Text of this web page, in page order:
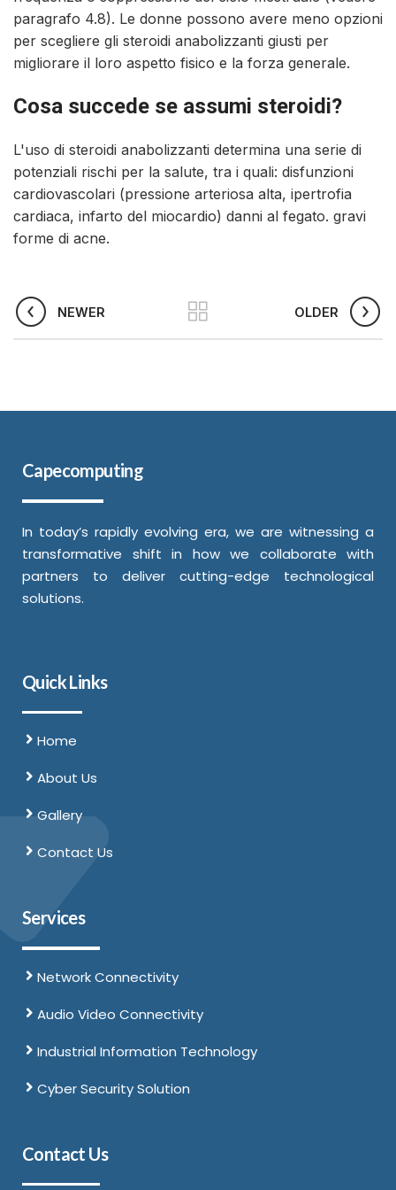
paragrafo 4.8). Le donne possono avere meno opzioni
per scegliere gli steroidi anabolizzanti giusti per
migliorare il loro aspetto fisico e la forza generale.
Cosa succede se assumi steroidi?
L'uso di steroidi anabolizzanti determina una serie di
potenziali rischi per la salute, tra i quali: disfunzioni
cardiovascolari (pressione arteriosa alta, ipertrofia
cardiaca, infarto del miocardio) danni al fegato. gravi
forme di acne.
NEWER OLDER
Capecomputing
In today’s rapidly evolving era, we are witnessing a
transformative shift in how we collaborate with
partners to deliver cutting-edge technological
solutions.
Quick Links
Home
About Us
Gallery
Contact Us
Services
Network Connectivity
Audio Video Connectivity
Industrial Information Technology
Cyber Security Solution
Contact Us